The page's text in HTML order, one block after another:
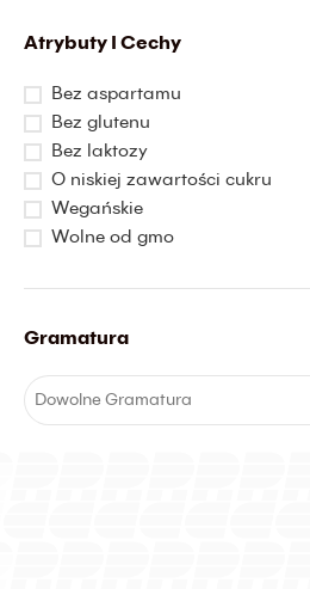
Atrybuty I Cechy
Bez aspartamu
Bez glutenu
Bez laktozy
O niskiej zawartości cukru
Wegańskie
Wolne od gmo
Gramatura
Dowolne Gramatura